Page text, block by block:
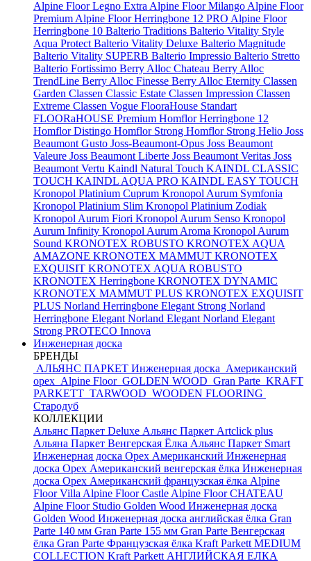
Alpine Floor Legno Extra Alpine Floor Milango Alpine Floor
Premium Alpine Floor Herringbone 12 PRO Alpine Floor
Herringbone 10 Balterio Traditions Balterio Vitality Style
Aqua Protect Balterio Vitality Deluxe Balterio Magnitude
Balterio Vitality SUPERB Balterio Impressio Balterio Stretto
Balterio Fortissimo Berry Alloc Chateau Berry Alloc
TrendLine Berry Alloc Finesse Berry Alloc Eternity Classen
Garden Classen Classic Estate Classen Impression Classen
Extreme Classen Vogue FlooraHouse Standart
FLOORaHOUSE Premium Homflor Herringbone 12
Homflor Distingo Homflor Strong Homflor Strong Helio Joss
Beaumont Gusto Joss-Beaumont-Opus Joss Beaumont
Valeure Joss Beaumont Liberte Joss Beaumont Veritas Joss
Beaumont Vertu Kaindl Natural Touch KAINDL CLASSIC
TOUCH KAINDL AQUA PRO KAINDL EASY TOUCH
Kronopol Platinium Cuprum Kronopol Aurum Symfonia
Kronopol Platinium Slim Kronopol Platinium Zodiak
Kronopol Aurum Fiori Kronopol Aurum Senso Kronopol
Aurum Infinity Kronopol Aurum Aroma Kronopol Aurum
Sound KRONOTEX ROBUSTO KRONOTEX AQUA
AMAZONE KRONOTEX MAMMUT KRONOTEX
EXQUISIT KRONOTEX AQUA ROBUSTO
KRONOTEX Herringbone KRONOTEX DYNAMIC
KRONOTEX MAMMUT PLUS KRONOTEX EXQUISIT
PLUS Norland Herringbone Elegant Strong Norland
Herringbone Elegant Norland Elegant Norland Elegant
Strong PROTECO Innova
Инженерная доска
БРЕНДЫ
АЛЬЯНС ПАРКЕТ Инженерная доска Американский
орех Alpine Floor GOLDEN WOOD Gran Parte KRAFT
PARKETT TARWOOD WOODEN FLOORING
Стародуб
КОЛЛЕКЦИИ
Альянс Паркет Deluxe Альянс Паркет Artclick plus
Альяна Паркет Венгерская Ёлка Альянс Паркет Smart
Инженерная доска Орех Американский Инженерная
доска Орех Американский венгерская ёлка Инженерная
доска Орех Американский французская ёлка Alpine
Floor Villa Alpine Floor Castle Alpine Floor CHATEAU
Alpine Floor Studio Golden Wood Инженерная доска
Golden Wood Инженерная доска английская ёлка Gran
Parte 140 мм Gran Parte 155 мм Gran Parte Венгерская
ёлка Gran Parte Французская ёлка Kraft Parkett MEDIUM
COLLECTION Kraft Parkett АНГЛИЙСКАЯ ЕЛКА